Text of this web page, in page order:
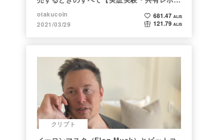
ト】
otakucoin
2021/03/29
681.47 ALIS
121.79 ALIS
クリプト